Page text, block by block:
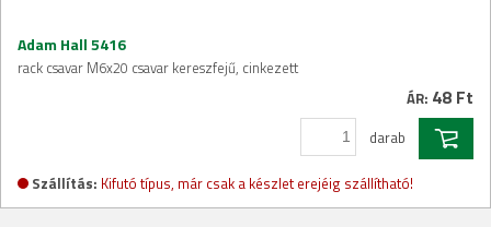
Adam Hall 5416
rack csavar M6x20 csavar kereszfejű, cinkezett
ÁR: 48 Ft
darab
Szállítás: Kifutó típus, már csak a készlet erejéig szállítható!